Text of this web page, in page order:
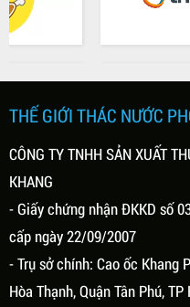
THẾ GIỚI THÁC NƯỚC
CÔNG TY TNHH SẢN XUẤT
KHANG
- Giấy chứng nhận ĐKKD số
cấp ngày 22/09/2007
- Trụ sở chính: Cao ốc Khang
Hòa Thạnh, Quận Tân Phú, TP